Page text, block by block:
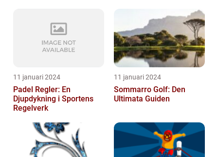
11 januari 2024
Padel Regler: En
Djupdykning i Sportens
Regelverk
11 januari 2024
Sommarro Golf: Den
Ultimata Guiden